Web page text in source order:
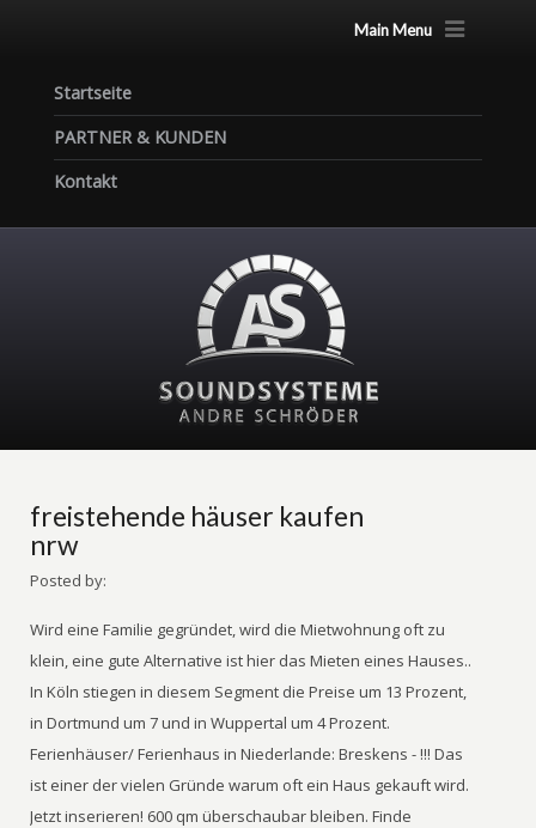
Main Menu
Startseite
PARTNER & KUNDEN
Kontakt
freistehende häuser kaufen
nrw
Posted by:
Wird eine Familie gegründet, wird die Mietwohnung oft zu
klein, eine gute Alternative ist hier das Mieten eines Hauses..
In Köln stiegen in diesem Segment die Preise um 13 Prozent,
in Dortmund um 7 und in Wuppertal um 4 Prozent.
Ferienhäuser/ Ferienhaus in Niederlande: Breskens - !!! Das
ist einer der vielen Gründe warum oft ein Haus gekauft wird.
Jetzt inserieren! 600 qm überschaubar bleiben. Finde